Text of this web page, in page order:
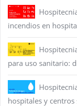
incendios en
para uso sanitario:
hospitales y